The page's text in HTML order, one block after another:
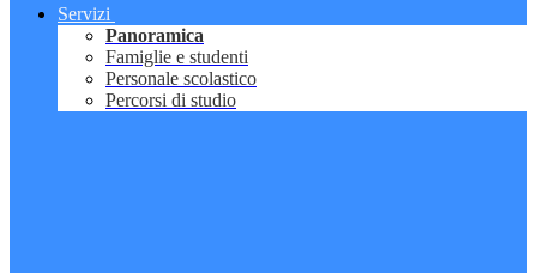
Servizi
Panoramica
Famiglie e studenti
Personale scolastico
Percorsi di studio